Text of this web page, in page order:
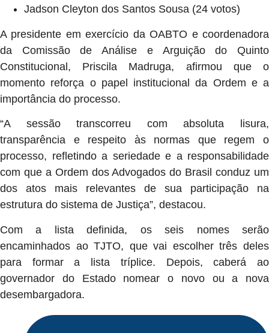
Jadson Cleyton dos Santos Sousa (24 votos)
A presidente em exercício da OABTO e coordenadora
da Comissão de Análise e Arguição do Quinto
Constitucional, Priscila Madruga, afirmou que o
momento reforça o papel institucional da Ordem e a
importância do processo.
“A sessão transcorreu com absoluta lisura,
transparência e respeito às normas que regem o
processo, refletindo a seriedade e a responsabilidade
com que a Ordem dos Advogados do Brasil conduz um
dos atos mais relevantes de sua participação na
estrutura do sistema de Justiça”, destacou.
Com a lista definida, os seis nomes serão
encaminhados ao TJTO, que vai escolher três deles
para formar a lista tríplice. Depois, caberá ao
governador do Estado nomear o novo ou a nova
desembargadora.